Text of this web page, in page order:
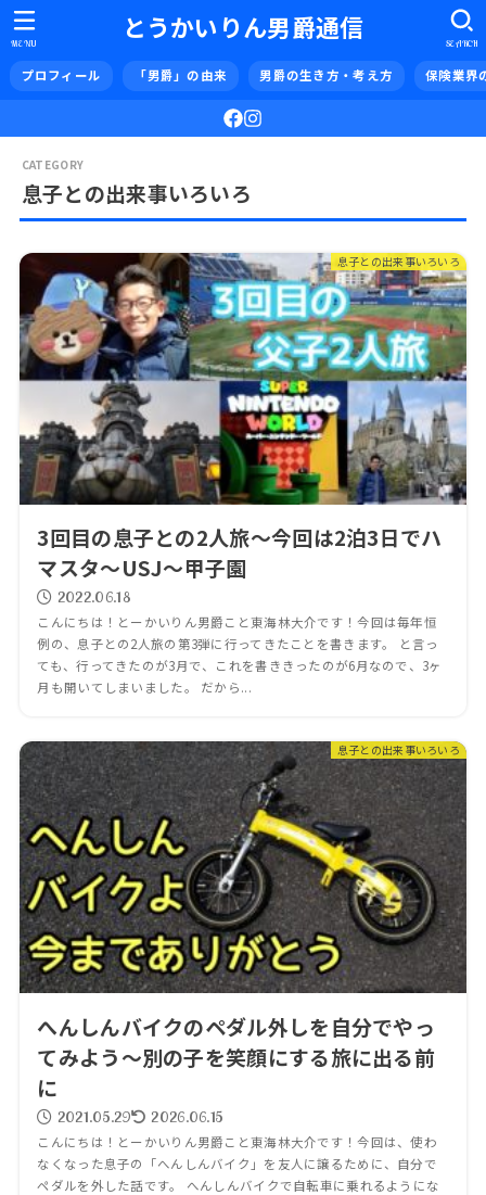
とうかいりん男爵通信
プロフィール 「男爵」の由来 男爵の生き方・考え方 保険業界
SEARCH
MENU
息子との出来事いろいろ
息子との出来事いろいろ
3回目の息子との2人旅～今回は2泊3日でハ
マスタ～USJ～甲子園
2022.06.18
こんにちは！とーかいりん男爵こと東海林大介です！今回は毎年恒
例の、息子との2人旅の第3弾に行ってきたことを書きます。 と言っ
ても、行ってきたのが3月で、これを書ききったのが6月なので、3ヶ
月も開いてしまいました。 だから...
息子との出来事いろいろ
へんしんバイクのペダル外しを自分でやっ
てみよう～別の子を笑顔にする旅に出る前
に
2021.05.29 2026.06.15
こんにちは！とーかいりん男爵こと東海林大介です！今回は、使わ
なくなった息子の「へんしんバイク」を友人に譲るために、自分で
ペダルを外した話です。 へんしんバイクで自転車に乗れるようにな